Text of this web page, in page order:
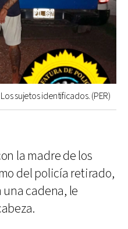
Los sujetos identificados. (PER)
la madre de los
del policía retirado,
cadena, le